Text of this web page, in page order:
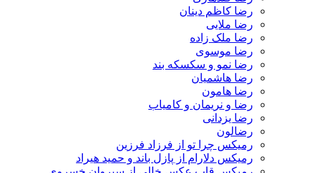
رضا کاظم دینان
رضا ملایی
رضا ملک زاده
رضا موسوی
رضا نمو و سکسکه بند
رضا هاشمیان
رضا هامون
رضا و نریمان و کامیاب
رضا یزدانی
رضالون
رمیکس چرا تو از فرزاد فرزین
رمیکس دلارام از پازل باند و حمید هیراد